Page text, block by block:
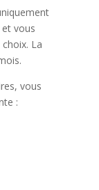
vous
La
vous
: